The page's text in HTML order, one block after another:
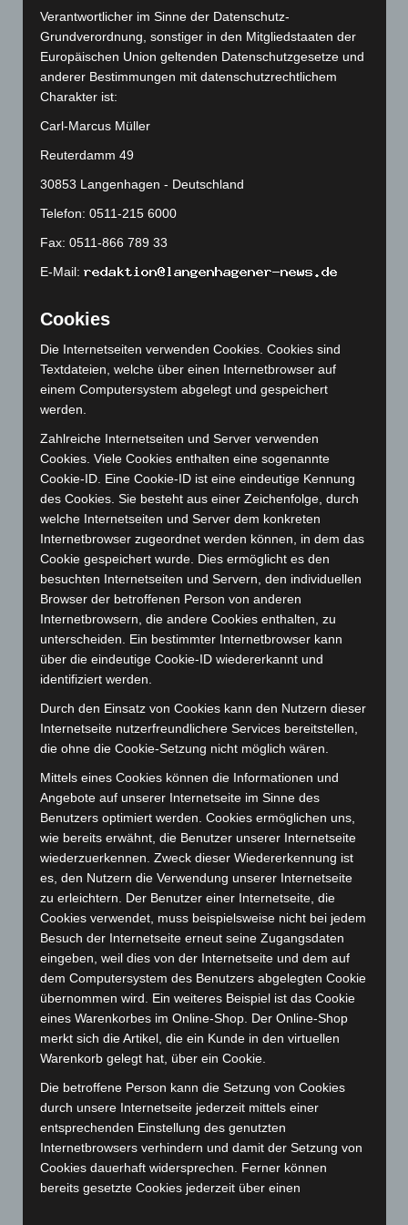
Juni 2026(139)
Mai 2026(99)
April 2026
März 2026(115)
Februar 2026(109)
Januar 2026(122)
Dezember 2025 (103)
Juli 2025(90)
Juni 2025
Mai 2025(112)
April 2025(88)
Februar 2025 (96)
Januar 2025 (88)
Dezember 2024(89)
November 2024
Oktober 2024(93)
September 2024(112)
August 2024(107)
Juli 2024(89)
Juni 2024(107)
April 2024(102)
März 2024 (103)
Februar 2024(103)
Januar 2024(111)
Dezember 2023(130)
November 2023(130)
Oktober 2023(114)
September 2023(133)
August 2023(134)
Juli 2023
(118)
Juni 2023(142)
Mai 2023(139)
April 2023
(155)
März 2023 (174)
Februar 2023(154)
Januar 2023(140)
Dezember 2022 (130)
November 2022(167)
Verantwortlicher im Sinne der Datenschutz-
Grundverordnung, sonstiger in den Mitgliedstaaten der
Europäischen Union geltenden Datenschutzgesetze und
anderer Bestimmungen mit datenschutzrechtlichem
Charakter ist:
Carl-Marcus Müller
Reuterdamm 49
30853 Langenhagen - Deutschland
Telefon: 0511-215 6000
Fax: 0511-866 789 33
E-Mail:
Cookies
Die Internetseiten verwenden Cookies. Cookies sind
Textdateien, welche über einen Internetbrowser auf
einem Computersystem abgelegt und gespeichert
werden.
Zahlreiche Internetseiten und Server verwenden
Cookies. Viele Cookies enthalten eine sogenannte
Cookie-ID. Eine Cookie-ID ist eine eindeutige Kennung
des Cookies. Sie besteht aus einer Zeichenfolge, durch
welche Internetseiten und Server dem konkreten
Internetbrowser zugeordnet werden können, in dem das
Cookie gespeichert wurde. Dies ermöglicht es den
besuchten Internetseiten und Servern, den individuellen
Browser der betroffenen Person von anderen
Internetbrowsern, die andere Cookies enthalten, zu
unterscheiden. Ein bestimmter Internetbrowser kann
über die eindeutige Cookie-ID wiedererkannt und
identifiziert werden.
Durch den Einsatz von Cookies kann den Nutzern dieser
Internetseite nutzerfreundlichere Services bereitstellen,
die ohne die Cookie-Setzung nicht möglich wären.
Mittels eines Cookies können die Informationen und
Angebote auf unserer Internetseite im Sinne des
Benutzers optimiert werden. Cookies ermöglichen uns,
wie bereits erwähnt, die Benutzer unserer Internetseite
wiederzuerkennen. Zweck dieser Wiedererkennung ist
es, den Nutzern die Verwendung unserer Internetseite
zu erleichtern. Der Benutzer einer Internetseite, die
Cookies verwendet, muss beispielsweise nicht bei jedem
Besuch der Internetseite erneut seine Zugangsdaten
eingeben, weil dies von der Internetseite und dem auf
dem Computersystem des Benutzers abgelegten Cookie
übernommen wird. Ein weiteres Beispiel ist das Cookie
eines Warenkorbes im Online-Shop. Der Online-Shop
merkt sich die Artikel, die ein Kunde in den virtuellen
Warenkorb gelegt hat, über ein Cookie.
Die betroffene Person kann die Setzung von Cookies
durch unsere Internetseite jederzeit mittels einer
entsprechenden Einstellung des genutzten
Internetbrowsers verhindern und damit der Setzung von
Cookies dauerhaft widersprechen. Ferner können
bereits gesetzte Cookies jederzeit über einen